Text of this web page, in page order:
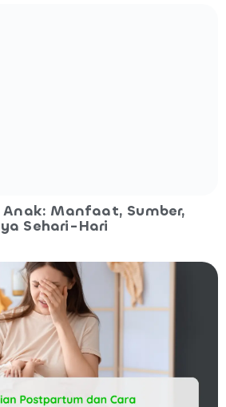
Manfaat, Sumber,
Sehari-Hari